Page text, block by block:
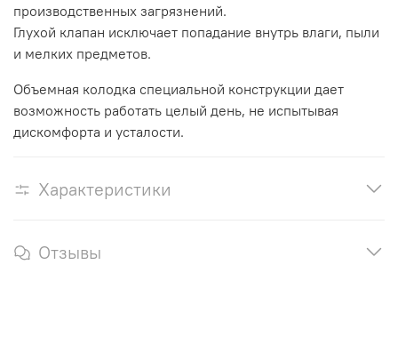
производственных загрязнений.
Глухой клапан исключает попадание внутрь влаги, пыли
и мелких предметов.
Объемная колодка специальной конструкции дает
возможность работать целый день, не испытывая
дискомфорта и усталости.
Характеристики
Отзывы